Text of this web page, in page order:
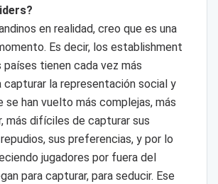
en realidad, creo que es una
Es decir, los establishment
tienen cada vez más
capturar la representación social y
se han vuelto más complejas, más
más difíciles de capturar sus
sus preferencias, y por lo
jugadores por fuera del
para capturar, para seducir. Ese